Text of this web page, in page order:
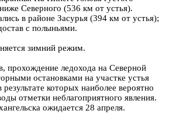
Северного (536 км от устья).
в районе Засурья (394 км от устья);
с полыньями.
зимний режим.
прохождение ледохода на Северной
остановками на участке устья
которых наиболее вероятно
отметки неблагоприятного явления.
ожидается 28 апреля.